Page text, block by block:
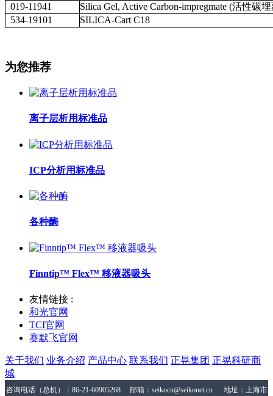
019-11941
Silica Gel, Active Carbon-impregmate (活性碳
534-19101
SILICA-Cart C18
为您推荐
离子层析用标准品
ICP分析用标准品
各种酶
Finntip™ Flex™ 移液器吸头
友情链接 :
和光官网
TCI官网
赛默飞官网
关于我们 业务介绍 产品中心 联系我们 正晃集团 正晃科研商
城
咨询电话（总机）：86-21-60905268 邮箱：seikocn@seikonet.cn 地址：上海市